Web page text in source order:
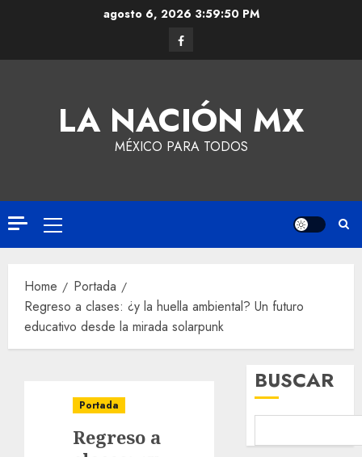
agosto 6, 2026 3:59:51 PM
LA NACIÓN MX
MÉXICO PARA TODOS
Home
Portada
Regreso a clases: ¿y la huella ambiental? Un futuro
educativo desde la mirada solarpunk
Portada
Regreso a
BUSCAR